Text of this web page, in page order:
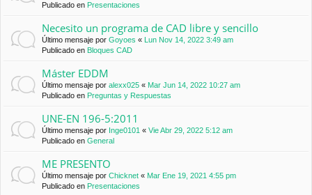
Publicado en Presentaciones
Necesito un programa de CAD libre y sencillo
Último mensaje por Goyoes «
Lun Nov 14, 2022 3:49 am
Publicado en Bloques CAD
Máster EDDM
Último mensaje por alexx025 « Mar Jun 14, 2022 10:27 am
Publicado en Preguntas y Respuestas
UNE-EN 196-5:2011
Último mensaje por Inge0101 « Vie Abr 29, 2022 5:12 am
Publicado en General
ME PRESENTO
Último mensaje por Chicknet « Mar Ene 19, 2021 4:55 pm
Publicado en Presentaciones